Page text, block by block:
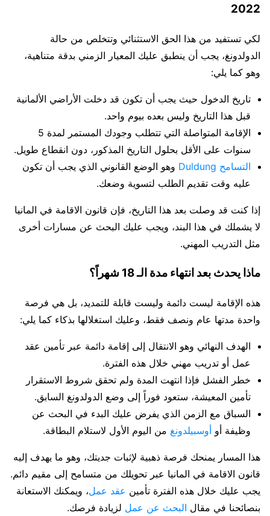
2022
لكي تستفيد من هذا الحق الاستثنائي وتتخلص من حالة
الدولدونغ، يجب أن ينطبق عليك المعيار الزمني بدقة متناهية،
وهو كما يلي:
تاريخ الدخول حيث يجب أن تكون قد دخلت الأراضي الألمانية
قبل هذا التاريخ وليس بعده بيوم واحد.
الإقامة المتواصلة التي تتطلب وجودك المستمر لمدة 5
سنوات على الأقل بحلول التاريخ المذكور، دون انقطاع طويل.
التسامح Duldung
وهو الوضع القانوني الذي يجب أن تكون
عليه وقت تقديم الطلب لتسوية وضعك.
إذا كنت قد وصلت بعد هذا التاريخ، فإن قانون الاقامة في المانيا
لا يشملك في هذا البند، ويجب عليك البحث عن مسارات أخرى
مثل التدريب المهني.
ماذا يحدث بعد انتهاء مدة الـ 18 شهراً؟
هذه الإقامة ليست دائمة وليست قابلة للتمديد، بل هي فرصة
واحدة مدتها عام ونصف فقط، وعليك استغلالها بذكاء كما يلي:
الهدف النهائي وهو الانتقال إلى إقامة دائمة عبر تأمين عقد
عمل أو تدريب مهني خلال هذه الفترة.
خطر الفشل فإذا انتهت المدة ولم تحقق شروط الاستقرار
تأمين المعيشة، ستعود فوراً إلى وضع الدولدونغ السابق.
السباق مع الزمن الذي يفرض عليك البدء في البحث عن
وظيفة أو أوسبيلدونغ من اليوم الأول لاستلام البطاقة.
هذا المسار يمنحك فرصة ذهبية لإثبات جديتك، وهو ما يهدف إليه
قانون الاقامة في المانيا عبر تحويلك من متسامح إلى مقيم دائم.
يجب عليك خلال هذه الفترة تأمين عقد عمل، ويمكنك الاستعانة
بنصائحنا في مقال البحث عن عمل لزيادة فرصك.